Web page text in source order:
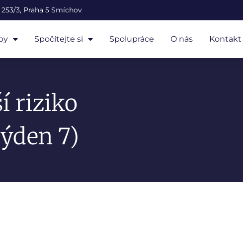
3, Praha 5 Smíchov
Spočítejte si Spolupráce O nás Kontakt
riziko
7)